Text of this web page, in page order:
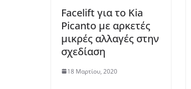
Facelift για το Kia
Picanto με αρκετές
μικρές αλλαγές στην
σχεδίαση
18 Μαρτίου, 2020